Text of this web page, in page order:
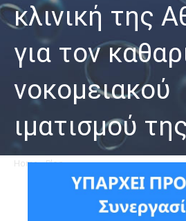
κλινική της
για τον
νοκομειακού
ιματισμού της
Home»Blog»Εκδήλωση ενδιαφέροντος από
καθαρισμό του νοκομειακού ιματισμού της